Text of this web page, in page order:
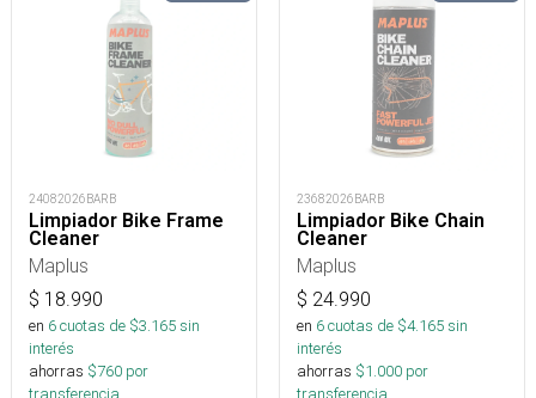
24082026BARB
Limpiador Bike Frame
Cleaner
Maplus
$ 18.990
en 6cuotas de $3.165sin
interés
ahorras $760 por
23682026BARB
Limpiador Bike Chain
Cleaner
Maplus
$ 24.990
en 6cuotas de $4.165sin
interés
ahorras $1.000 por